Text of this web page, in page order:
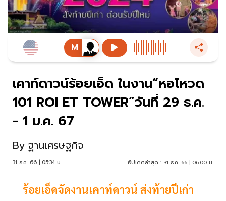
เคาท์ดาวน์ร้อยเอ็ด ในงาน“หอโหวด
101 ROI ET TOWER”วันที่ 29 ธ.ค.
- 1 ม.ค. 67
By ฐานเศรษฐกิจ
31 ธ.ค. 66 | 05:34 น. อัปเดตล่าสุด : 31 ธ.ค. 66 | 06:00 น.
ร้อยเอ็ดจัดงานเคาท์ดาวน์ ส่งท้ายปีเก่า